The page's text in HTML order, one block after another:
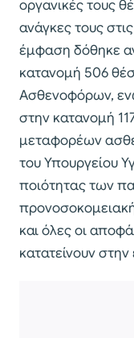
οργανικές τους
ανάγκες τους στις
έμφαση δόθηκε
κατανομή 506
Ασθενοφόρων,
στην κατανομή
μεταφορέων
του Υπουργείου
ποιότητας των
και όλες οι
κατατείνουν